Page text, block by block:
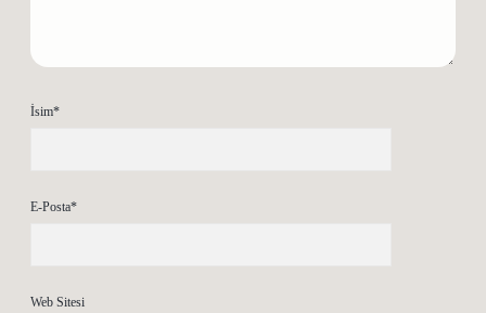
İsim*
E-Posta*
Web Sitesi